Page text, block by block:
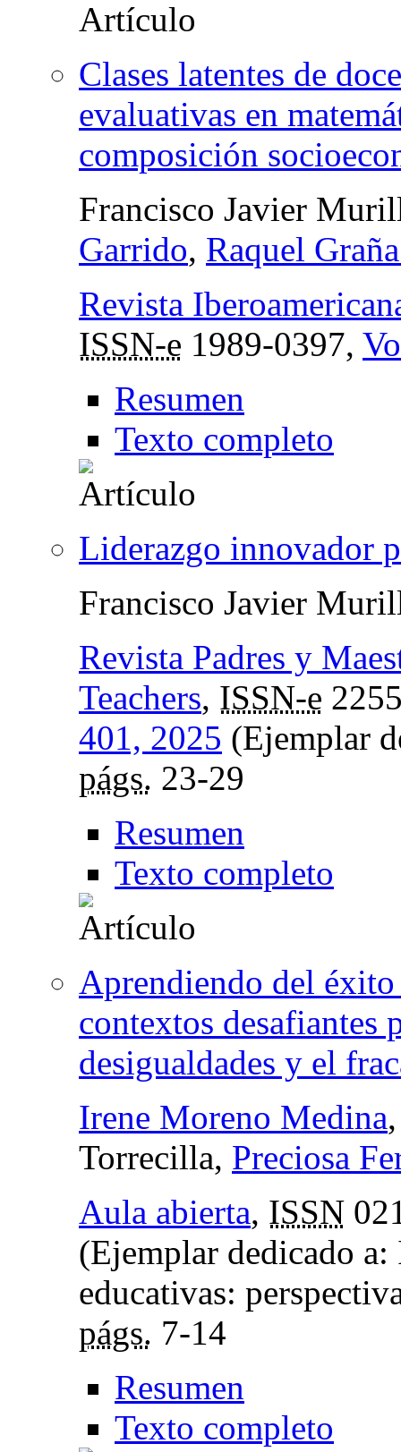
Clases latentes de
evaluativas en
composición
Francisco Javier
Garrido, Raquel
Revista
ISSN-e 1989-0397,
Resumen
Texto completo
Liderazgo innovador
Francisco Javier
Revista Padres y
Teachers, ISSN-e
401, 2025 (Ejemplar
págs. 23-29
Resumen
Texto completo
Aprendiendo del éxito
contextos desafiantes
desigualdades y el
Irene Moreno Medina
Torrecilla, Preciosa
Aula abierta, ISSN
(Ejemplar dedicado
educativas:
págs. 7-14
Resumen
Texto completo